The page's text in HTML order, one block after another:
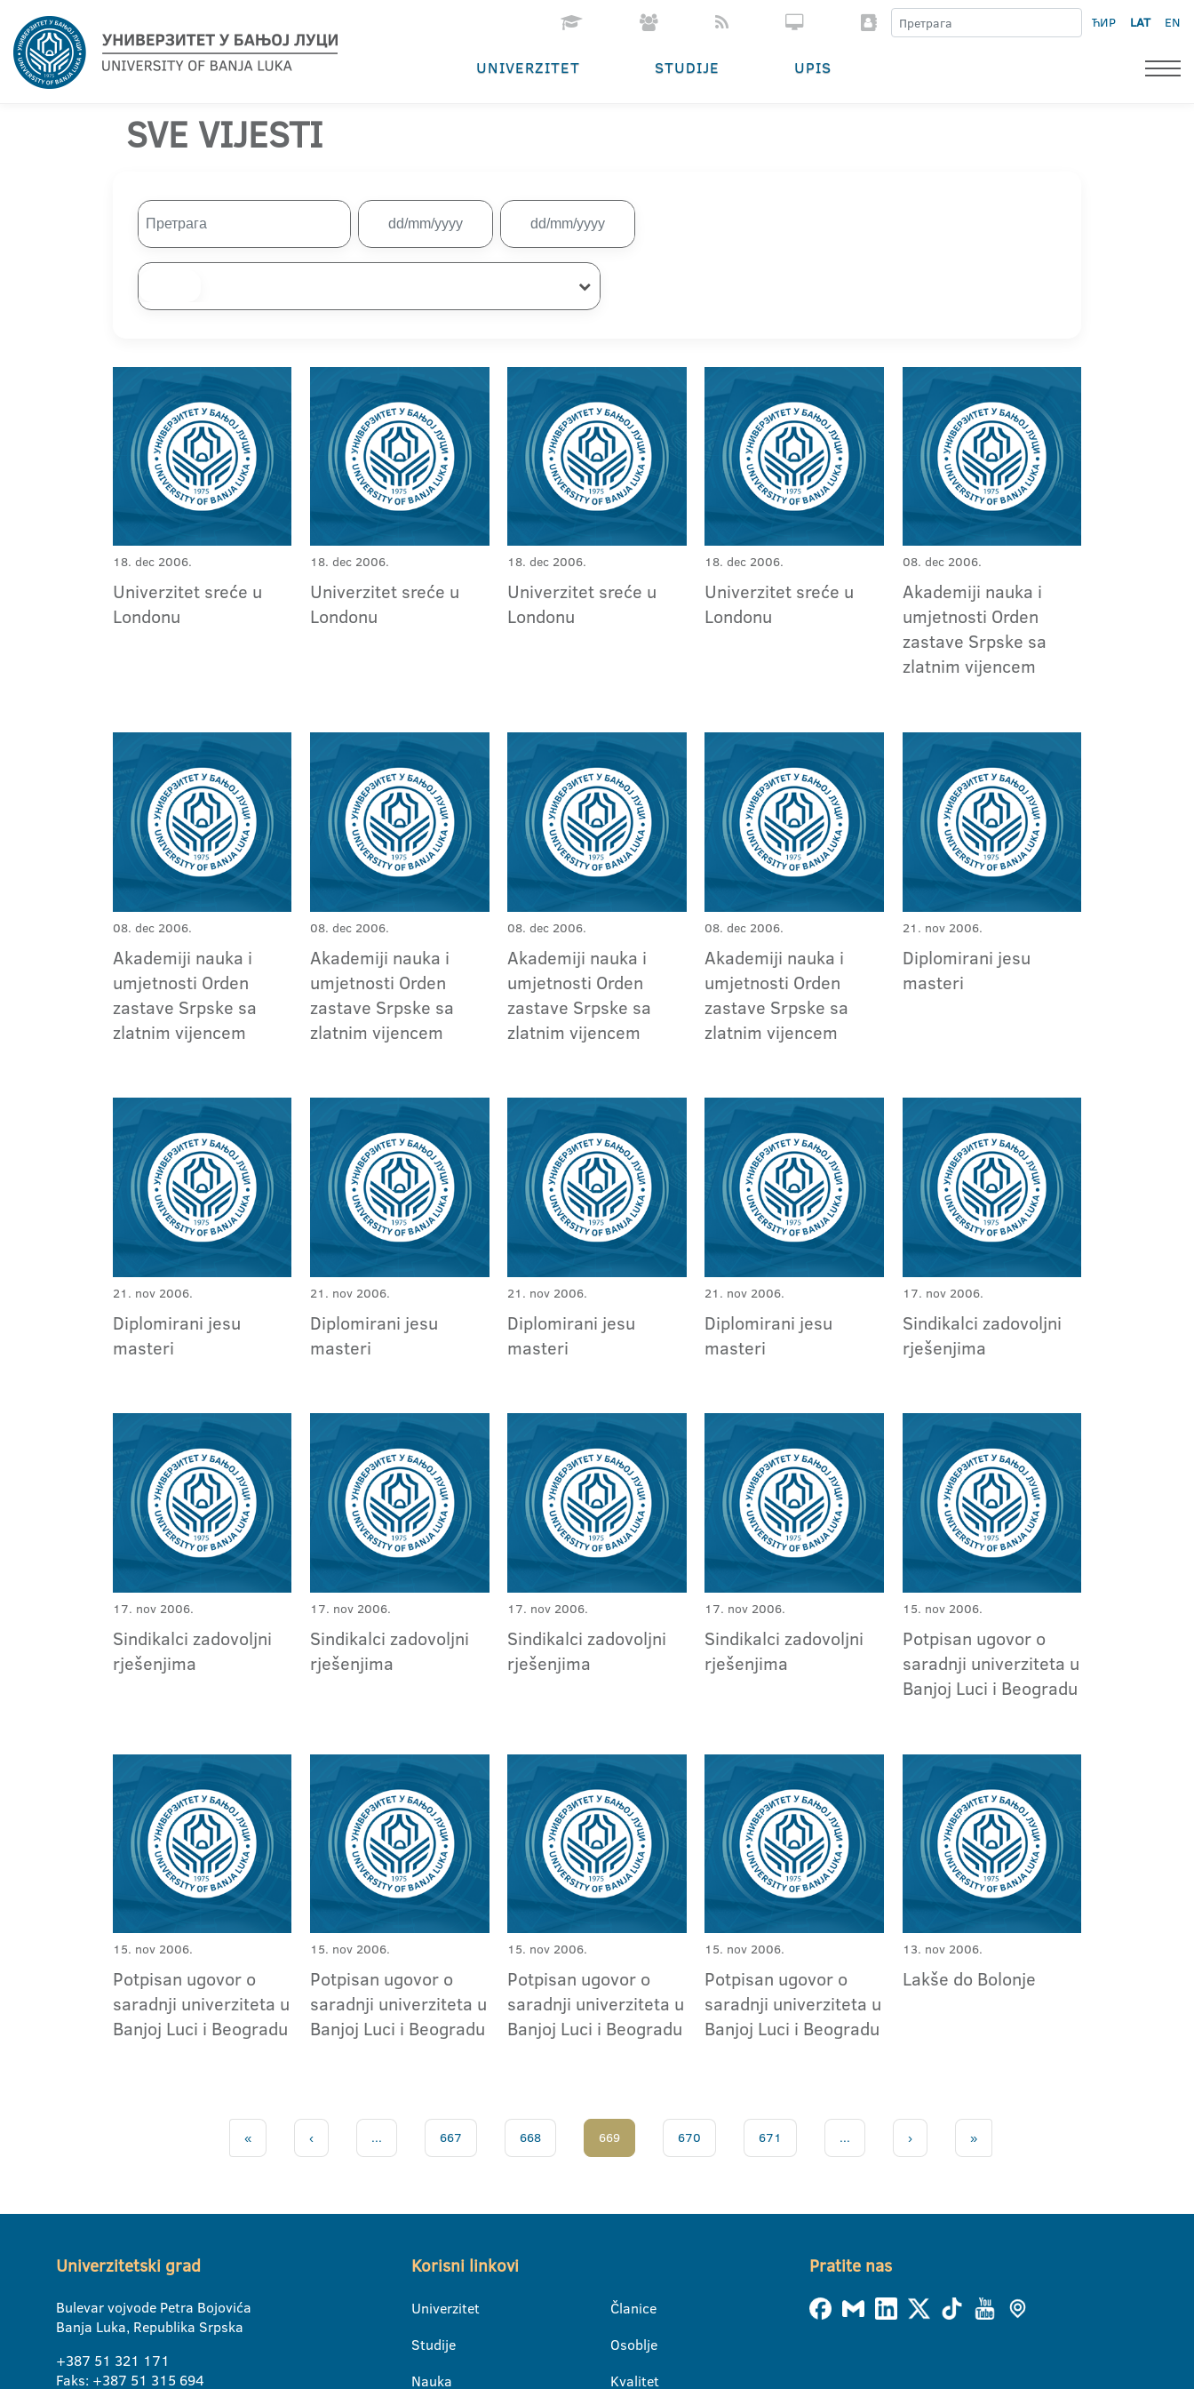
ЋИР LAT EN
UNIVERZITET STUDIJE UPIS
SVE VIJESTI
18. dec 2006.
Univerzitet sreće u
Londonu
18. dec 2006.
Univerzitet sreće u
Londonu
18. dec 2006.
Univerzitet sreće u
Londonu
18. dec 2006.
Univerzitet sreće u
Londonu
08. dec 2006.
Akademiji nauka i
umjetnosti Orden
zastave Srpske sa
zlatnim vijencem
08. dec 2006.
Akademiji nauka i
umjetnosti Orden
zastave Srpske sa
zlatnim vijencem
08. dec 2006.
Akademiji nauka i
umjetnosti Orden
zastave Srpske sa
zlatnim vijencem
08. dec 2006.
Akademiji nauka i
umjetnosti Orden
zastave Srpske sa
zlatnim vijencem
08. dec 2006.
Akademiji nauka i
umjetnosti Orden
zastave Srpske sa
zlatnim vijencem
21. nov 2006.
Diplomirani jesu
masteri
21. nov 2006.
Diplomirani jesu
masteri
21. nov 2006.
Diplomirani jesu
masteri
21. nov 2006.
Diplomirani jesu
masteri
21. nov 2006.
Diplomirani jesu
masteri
17. nov 2006.
Sindikalci zadovoljni
rješenjima
17. nov 2006.
Sindikalci zadovoljni
rješenjima
17. nov 2006.
Sindikalci zadovoljni
rješenjima
17. nov 2006.
Sindikalci zadovoljni
rješenjima
17. nov 2006.
Sindikalci zadovoljni
rješenjima
15. nov 2006.
Potpisan ugovor o
saradnji univerziteta u
Banjoj Luci i Beogradu
15. nov 2006.
Potpisan ugovor o
saradnji univerziteta u
Banjoj Luci i Beogradu
15. nov 2006.
Potpisan ugovor o
saradnji univerziteta u
Banjoj Luci i Beogradu
15. nov 2006.
Potpisan ugovor o
saradnji univerziteta u
Banjoj Luci i Beogradu
15. nov 2006.
Potpisan ugovor o
saradnji univerziteta u
Banjoj Luci i Beogradu
13. nov 2006.
Lakše do Bolonje
« ‹ ... 667 668 669 670 671 ... › »
Univerzitetski grad
Bulevar vojvode Petra Bojovića
Banja Luka, Republika Srpska
+387 51 321 171
Faks: +387 51 315 694
Korisni linkovi
Univerzitet
Studije
Nauka
Članice
Osoblje
Kvalitet
Pratite nas